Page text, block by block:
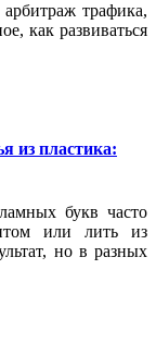
трафика,
как развиваться
из пластика:
букв часто
или лить из
но в разных